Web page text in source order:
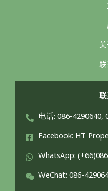
电话: 086-4290640,
Facebook: HT
WhatsApp:
WeChat: 086-